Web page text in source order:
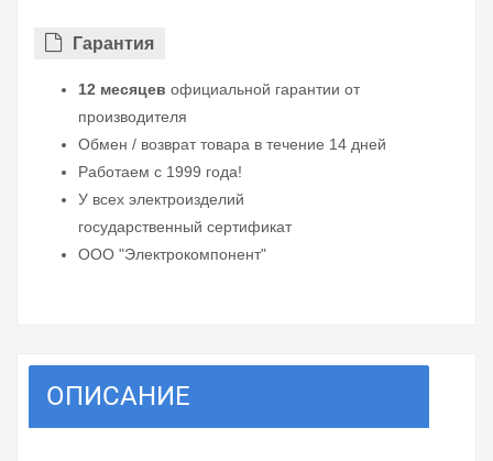
Гарантия
12 месяцев официальной гарантии от
производителя
Обмен / возврат товара в течение 14 дней
Работаем с 1999 года!
У всех электроизделий
государственный сертификат
ООО "Электрокомпонент"
ОПИСАНИЕ